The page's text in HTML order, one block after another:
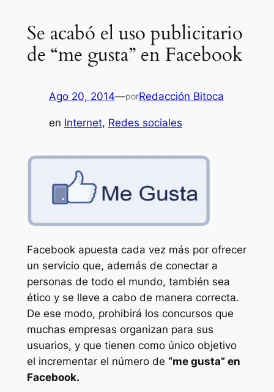
Se acabó el uso publicitario
de “me gusta” en Facebook
Ago 20, 2014—porRedacción Bitoca
en Internet, Redes sociales
Facebook apuesta cada vez más por ofrecer
un servicio que, además de conectar a
personas de todo el mundo, también sea
ético y se lleve a cabo de manera correcta.
De ese modo, prohibirá los concursos que
muchas empresas organizan para sus
usuarios, y que tienen como único objetivo
el incrementar el número de “me gusta” en
Facebook.